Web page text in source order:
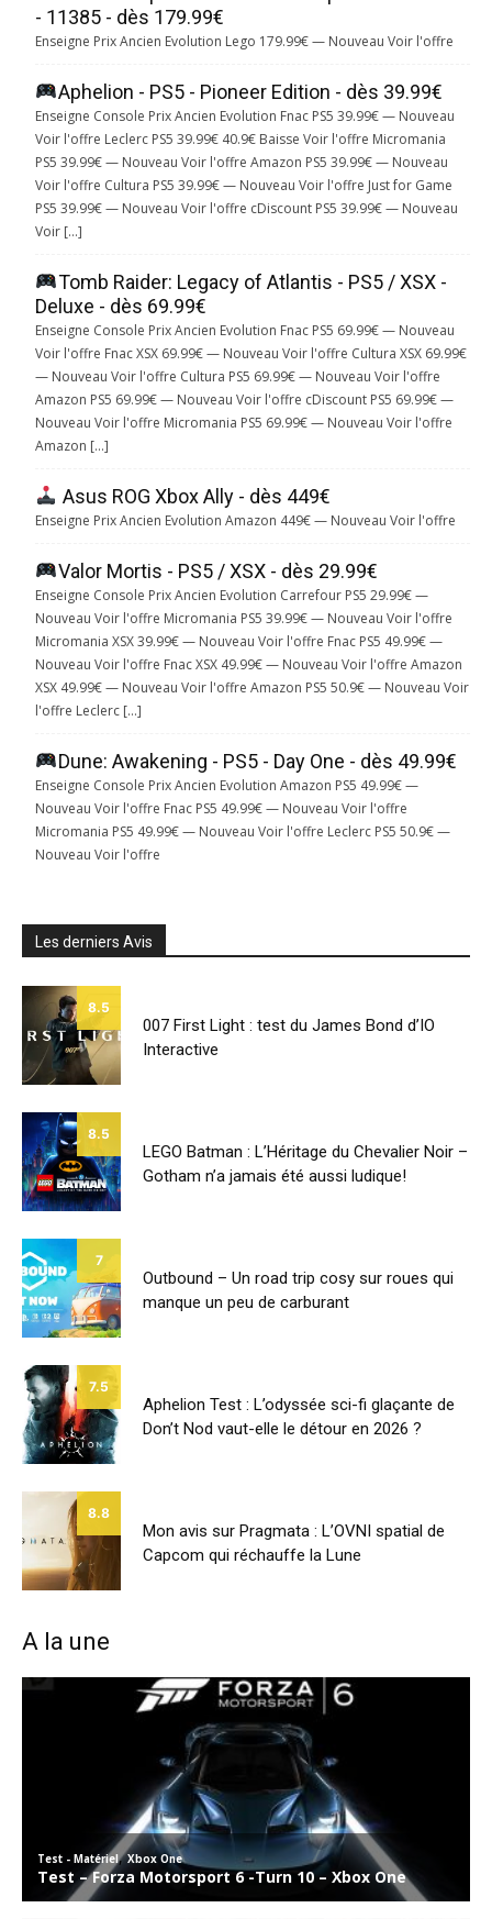
- 11385 - dès 179.99€
Enseigne Prix Ancien Evolution Lego 179.99€ — Nouveau Voir l'offre
Aphelion - PS5 - Pioneer Edition - dès 39.99€
Enseigne Console Prix Ancien Evolution Fnac PS5 39.99€ — Nouveau
Voir l'offre Leclerc PS5 39.99€ 40.9€ Baisse Voir l'offre Micromania
PS5 39.99€ — Nouveau Voir l'offre Amazon PS5 39.99€ — Nouveau
Voir l'offre Cultura PS5 39.99€ — Nouveau Voir l'offre Just for Game
PS5 39.99€ — Nouveau Voir l'offre cDiscount PS5 39.99€ — Nouveau
Voir […]
Tomb Raider: Legacy of Atlantis - PS5 / XSX -
Deluxe - dès 69.99€
Enseigne Console Prix Ancien Evolution Fnac PS5 69.99€ — Nouveau
Voir l'offre Fnac XSX 69.99€ — Nouveau Voir l'offre Cultura XSX 69.99€
— Nouveau Voir l'offre Cultura PS5 69.99€ — Nouveau Voir l'offre
Amazon PS5 69.99€ — Nouveau Voir l'offre cDiscount PS5 69.99€ —
Nouveau Voir l'offre Micromania PS5 69.99€ — Nouveau Voir l'offre
Amazon […]
Asus ROG Xbox Ally - dès 449€
Enseigne Prix Ancien Evolution Amazon 449€ — Nouveau Voir l'offre
Valor Mortis - PS5 / XSX - dès 29.99€
Enseigne Console Prix Ancien Evolution Carrefour PS5 29.99€ —
Nouveau Voir l'offre Micromania PS5 39.99€ — Nouveau Voir l'offre
Micromania XSX 39.99€ — Nouveau Voir l'offre Fnac PS5 49.99€ —
Nouveau Voir l'offre Fnac XSX 49.99€ — Nouveau Voir l'offre Amazon
XSX 49.99€ — Nouveau Voir l'offre Amazon PS5 50.9€ — Nouveau Voir
l'offre Leclerc […]
Dune: Awakening - PS5 - Day One - dès 49.99€
Enseigne Console Prix Ancien Evolution Amazon PS5 49.99€ —
Nouveau Voir l'offre Fnac PS5 49.99€ — Nouveau Voir l'offre
Micromania PS5 49.99€ — Nouveau Voir l'offre Leclerc PS5 50.9€ —
Nouveau Voir l'offre
Les derniers Avis
8.5
007 First Light : test du James Bond d’IO
Interactive
8.5
LEGO Batman : L’Héritage du Chevalier Noir –
Gotham n’a jamais été aussi ludique!
7
Outbound – Un road trip cosy sur roues qui
manque un peu de carburant
7.5
Aphelion Test : L’odyssée sci-fi glaçante de
Don’t Nod vaut-elle le détour en 2026 ?
8.8
Mon avis sur Pragmata : L’OVNI spatial de
Capcom qui réchauffe la Lune
A la une